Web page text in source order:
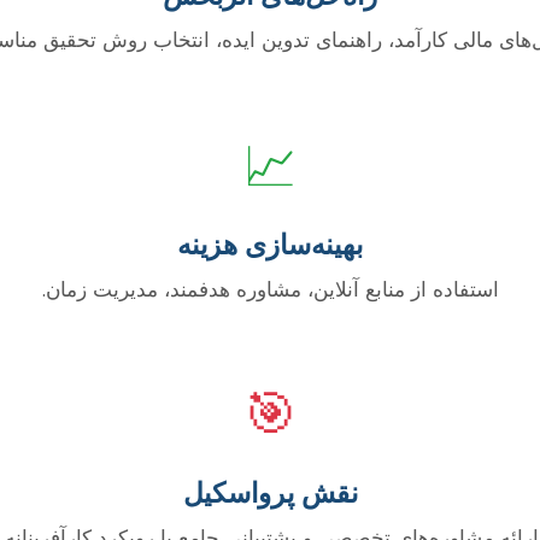
مالی کارآمد، راهنمای تدوین ایده، انتخاب روش تحقیق
📈
بهینه‌سازی هزینه
استفاده از منابع آنلاین، مشاوره هدفمند، مدیریت زمان.
🎯
نقش پرواسکیل